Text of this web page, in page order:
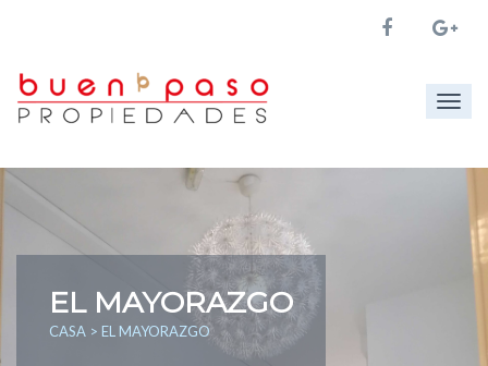
EL MAYORAZGO
CASA > EL MAYORAZGO